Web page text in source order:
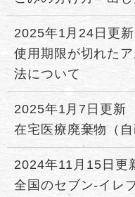
2025年1月24日更新
使用期限が切れた
法について
2025年1月7日更新
在宅医療廃棄物（自
2024年11月15日更
全国のセブン-イレ